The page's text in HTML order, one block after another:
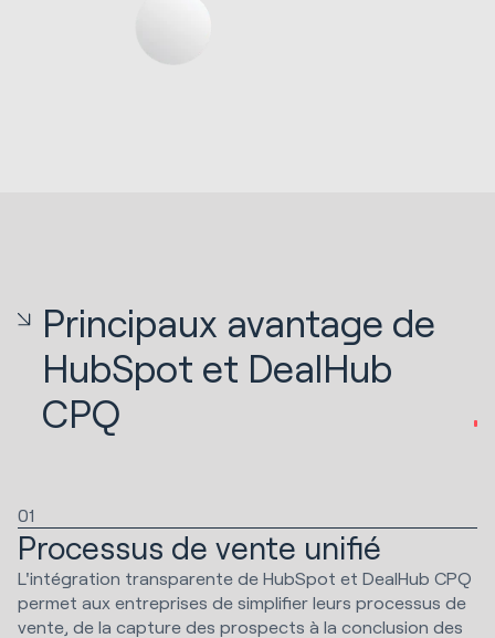
Principaux avantage de
HubSpot et DealHub
CPQ
01
Processus de vente unifié
L'intégration transparente de HubSpot et DealHub CPQ
permet aux entreprises de simplifier leurs processus de
vente, de la capture des prospects à la conclusion des